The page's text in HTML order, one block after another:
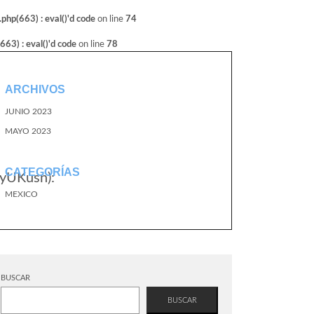
: eval()'d code on line 74
: eval()'d code on line 78
ARCHIVOS
JUNIO 2023
MAYO 2023
CATEGORÍAS
MEXICO
BUSCAR
BUSCAR